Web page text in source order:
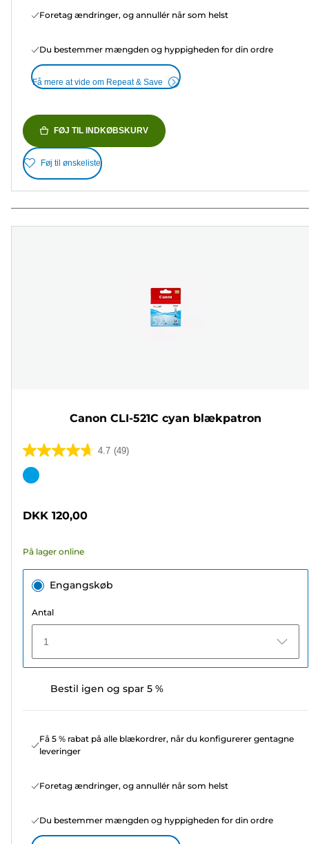
Foretag ændringer, og annullér når som helst
Du bestemmer mængden og hyppigheden for din ordre
Få mere at vide om Repeat & Save
FØJ TIL INDKØBSKURV
Føj til ønskeliste
Canon CLI-521C cyan blækpatron
4.7 (49)
4.7
ud
stjerner.
anmeldelser
Farvepatron
DKK 120,00
På lager online
Engangskøb
Antal
1
Bestil igen og spar 5 %
Få 5 % rabat på alle blækordrer, når du konfigurerer gentagne
leveringer
Foretag ændringer, og annullér når som helst
Du bestemmer mængden og hyppigheden for din ordre